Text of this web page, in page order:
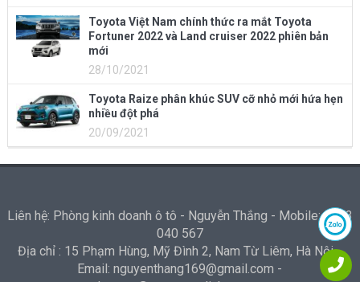
Toyota Việt Nam chính thức ra mắt Toyota
Fortuner 2022 và Land cruiser 2022 phiên bản
mới
28/10/2021
Toyota Raize phân khúc SUV cỡ nhỏ mới hứa hẹn
nhiều đột phá
20/09/2021
Liên hệ: Phòng kinh doanh ô tô - Nguyễn Thắng - Mobile: 0973
040 567
Địa chỉ : 15 Phạm Hùng, Mỹ Đình 2, Nam Từ Liêm, Hà Nội -
Email: nguyenthang169@gmail.com -